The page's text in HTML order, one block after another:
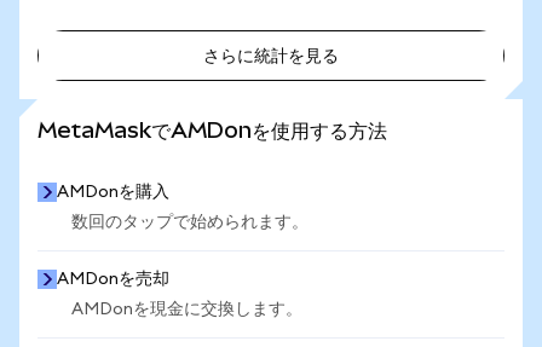
さらに統計を見る
MetaMaskでAMDonを使用する方法
AMDonを購入
数回のタップで始められます。
AMDonを売却
AMDonを現金に交換します。